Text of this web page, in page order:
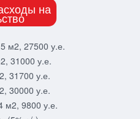
на
м2, 27500 у.е.
31000 у.е.
31700 у.е.
30000 у.е.
9800 у.е.